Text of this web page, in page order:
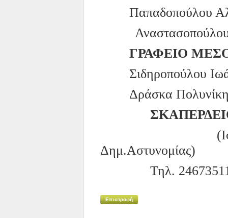
Παπαδοπούλου
ΓΡΑΦΕΙΟ
Σιδηροπούλου
Δράσκα
Δημ.Αστυνομίας)
Τηλ.